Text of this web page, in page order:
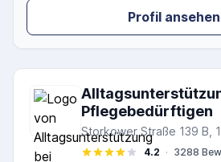
Profil ansehen
Pflegebedürftigen
Storkower Straße 139 B,
4.2 · 3288